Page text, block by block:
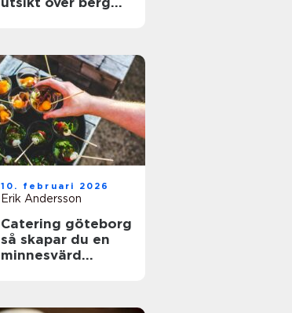
10. februari 2026
Erik Andersson
Catering göteborg
så skapar du en
minnesvärd